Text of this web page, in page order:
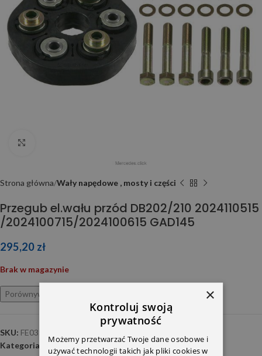
Strona główna Wały napędowe , mosty i części
Przegub el.wału przód DB202/210 2024110515
/2024100715/2024100615 GAD145
295,20 zł
Brak w magazynie
Porównywarka
SKU: FE03568
Kategoria:
Wały napędowe , mosty i części
×
Kontroluj swoją
prywatność
Możemy przetwarzać Twoje dane osobowe i
używać technologii takich jak pliki cookies w